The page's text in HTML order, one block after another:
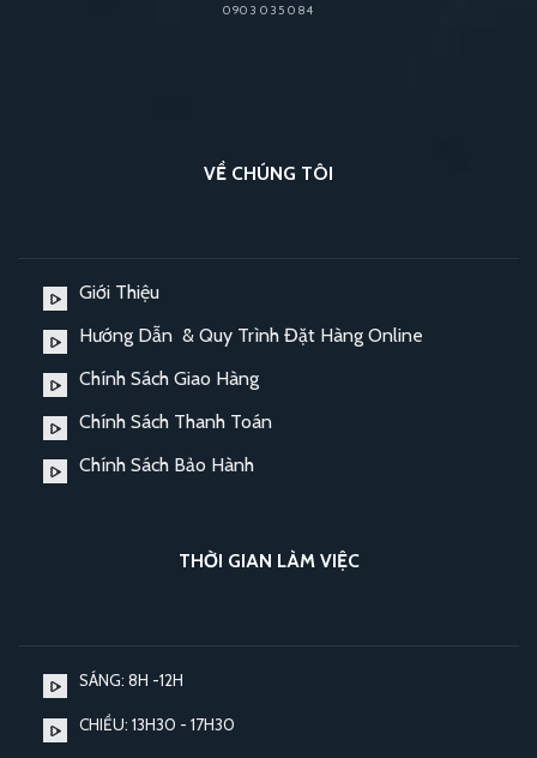
0903 035 084
VỀ CHÚNG TÔI
Giới Thiệu
Hướng Dẫn & Quy Trình Đặt Hàng Online
Chính Sách Giao Hàng
Chính Sách Thanh Toán
Chính Sách Bảo Hành
THỜI GIAN LÀM VIỆC
SÁNG: 8H -12H
CHIỀU: 13H30 - 17H30